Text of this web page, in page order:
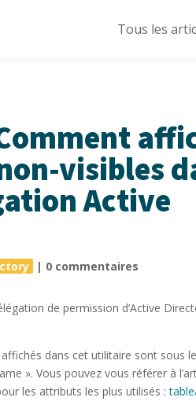
Tous les
visibles
Active
| 0 commentaires
de permission d’Active
dans cet utilitaire sont sous
». Vous pouvez vous référer à
les attributs les plus utilisés :